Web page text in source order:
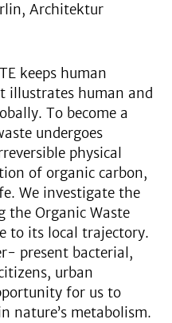
Architektur
keeps human
illustrates human and
To become a
undergoes
physical
of organic carbon,
We investigate the
the Organic Waste
to its local trajectory.
present bacterial,
urban
for us to
nature’s metabolism.